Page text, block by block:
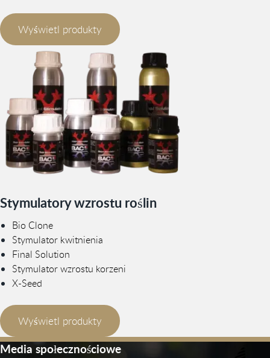
Wyświetl produkty
Stymulatory wzrostu roślin
Bio Clone
Stymulator kwitnienia
Final Solution
Stymulator wzrostu korzeni
X-Seed
Wyświetl produkty
Media społecznościowe